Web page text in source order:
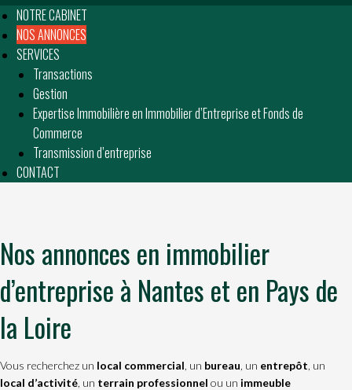
NOTRE CABINET
NOS ANNONCES
SERVICES
Transactions
Gestion
Expertise Immobilière en Immobilier d’Entreprise et Fonds de
Commerce
Transmission d’entreprise
CONTACT
Nos annonces en immobilier
d’entreprise à Nantes et en Pays de
la Loire
Vous recherchez un local commercial , un bureau , un entrepôt , un
local d’activité , un terrain professionnel ou un immeuble